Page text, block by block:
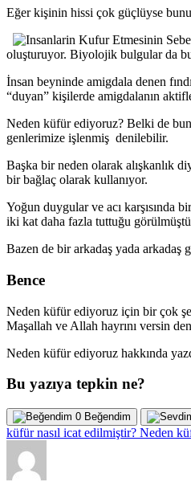
Eğer kişinin hissi çok güçlüyse
oluşturuyor. Biyolojik bulgular da
İnsan beyninde amigdala denen
“duyan” kişilerde amigdalanın
Neden küfür ediyoruz? Belki de
genlerimize işlenmiş denilebilir.
Başka bir neden olarak alışkanlık
bir bağlaç olarak kullanıyor.
Yoğun duygular ve acı karşısında
iki kat daha fazla tuttuğu
Bazen de bir arkadaş yada arkadaş
Bence
Neden küfür ediyoruz için bir çok
Maşallah ve Allah hayrını versin
Neden küfür ediyoruz hakkında
Bu yazıya tepkin ne?
0 Beğendim
küfür nasıl icat edilmiştir? Neden